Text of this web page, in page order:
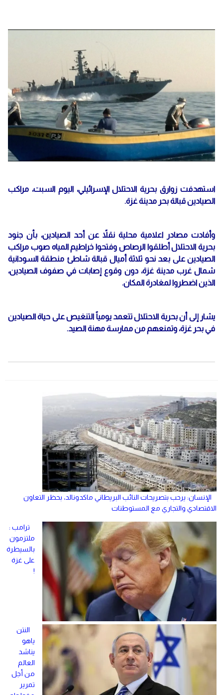
استهدفت زوارق بحرية الاحتلال الإسرائيلي، اليوم السبت، مراكب
الصيادين قبالة بحر مدينة غزة.
وأفادت مصادر اعلامية محلية نقلاً عن أحد الصيادين، بأن جنود
بحرية الاحتلال أطلقوا الرصاص وفتحوا خراطيم المياه صوب مراكب
الصيادين على بعد نحو ثلاثة أميال قبالة شاطئ منطقة السودانية
شمال غرب مدينة غزة، دون وقوع إصابات في صفوف الصيادين،
الذين اضطروا لمغادرة المكان.
يشار إلى أن بحرية الاحتلال تتعمد يومياً التنغيص على حياة الصيادين
في بحر غزة، وتمنعهم من ممارسة مهنة الصيد.
الإنسان: يرحب بتصريحات النائب البريطاني ماكدونالد، بحظر التعاون
الاقتصادي والتجاري مع المستوطنات
ترامب :
ملتزمون
بالسيطرة
على غزة
!
النتن
ياهو
يناشد
العالم
من أجل
تمرير